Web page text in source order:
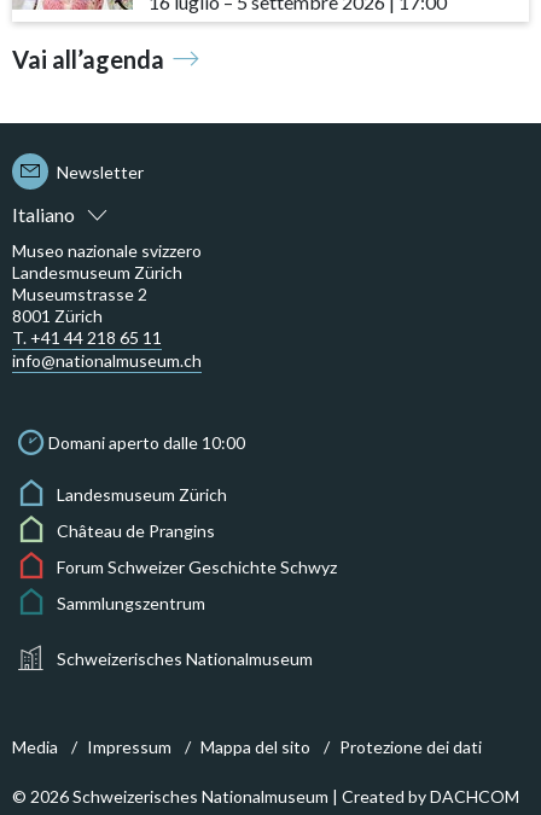
Vai all’agenda
Italiano
Newsletter
Museo nazionale svizzero
Landesmuseum Zürich
Museumstrasse 2
8001 Zürich
T. +41 44 218 65 11
info@nationalmuseum.ch
Domani aperto dalle 10:00
Landesmuseum Zürich
Château de Prangins
Forum Schweizer Geschichte Schwyz
Sammlungszentrum
Schweizerisches Nationalmuseum
Media Impressum Mappa del sito Protezione dei dati
© 2026 Schweizerisches Nationalmuseum | Created byDACHCOM